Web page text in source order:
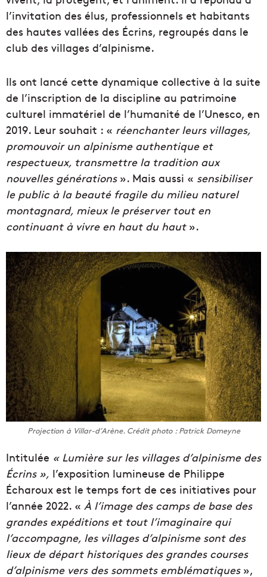
l’invitation des élus, professionnels et habitants
des hautes vallées des Écrins, regroupés dans le
club des villages d’alpinisme.
Ils ont lancé cette dynamique collective à la suite
de l’inscription de la discipline au patrimoine
culturel immatériel de l’humanité de l’Unesco, en
2019. Leur souhait : « réenchanter leurs villages,
promouvoir un alpinisme authentique et
respectueux, transmettre la tradition aux
nouvelles générations». Mais aussi « sensibiliser
le public à la beauté fragile du milieu naturel
montagnard, mieux le préserver tout en
continuant à vivre en haut du haut».
Projection à Villar-d’Arène. Crédit photo : Patrick Domeyne
Intitulée « Lumière sur les villages d’alpinisme des
Écrins », l’exposition lumineuse de Philippe
Écharoux est le temps fort de ces initiatives pour
l’année 2022. « À l’image des camps de base des
grandes expéditions et tout l’imaginaire qui
l’accompagne, les villages d’alpinisme sont des
lieux de départ historiques des grandes courses
d’alpinisme vers des sommets emblématiques»,